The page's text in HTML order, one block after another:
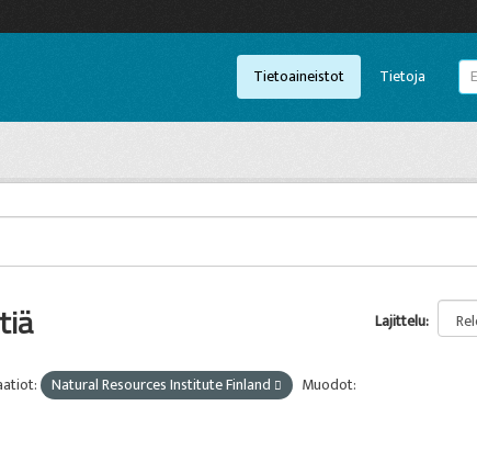
Tietoaineistot
Tietoja
Lajittelu
Natural Resources Institute Finland
Muodot: